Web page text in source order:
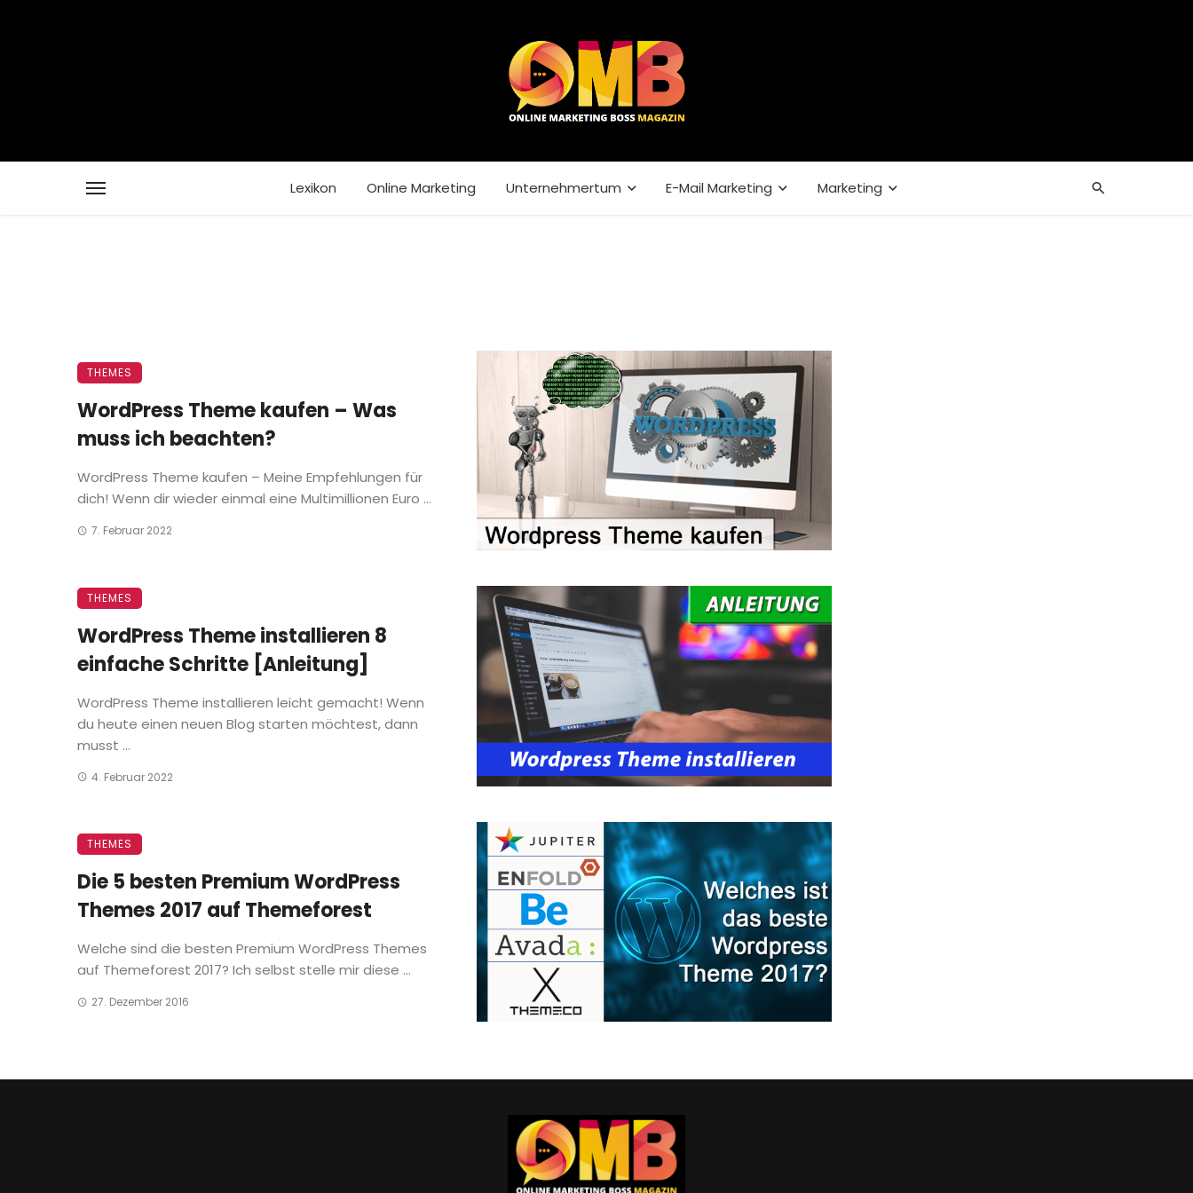
Lexikon Online Marketing Unternehmertum E-Mail Marketing Marketing
THEMES
WordPress Theme kaufen – Was
muss ich beachten?
WordPress Theme kaufen – Meine Empfehlungen für
dich! Wenn dir wieder einmal eine Multimillionen Euro ...
7. Februar 2022
THEMES
WordPress Theme installieren 8
einfache Schritte [Anleitung]
WordPress Theme installieren leicht gemacht! Wenn
du heute einen neuen Blog starten möchtest, dann
musst ...
4. Februar 2022
THEMES
Die 5 besten Premium WordPress
Themes 2017 auf Themeforest
Welche sind die besten Premium WordPress Themes
auf Themeforest 2017? Ich selbst stelle mir diese ...
27. Dezember 2016